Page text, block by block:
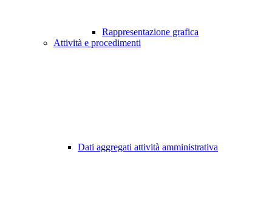
Rappresentazione grafica
Attività e procedimenti
Dati aggregati attività amministrativa